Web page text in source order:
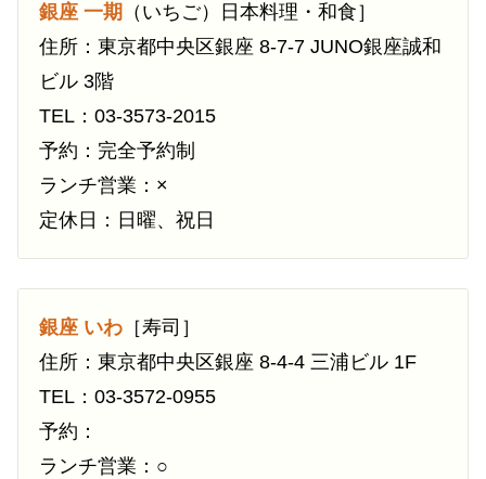
銀座 一期 （いちご）日本料理・和食］
住所：東京都中央区銀座 8-7-7 JUNO銀座誠和
ビル 3階
TEL：03-3573-2015
予約：完全予約制
ランチ営業：×
定休日：日曜、祝日
銀座 いわ ［寿司］
住所：東京都中央区銀座 8-4-4 三浦ビル 1F
TEL：03-3572-0955
予約：
ランチ営業：○